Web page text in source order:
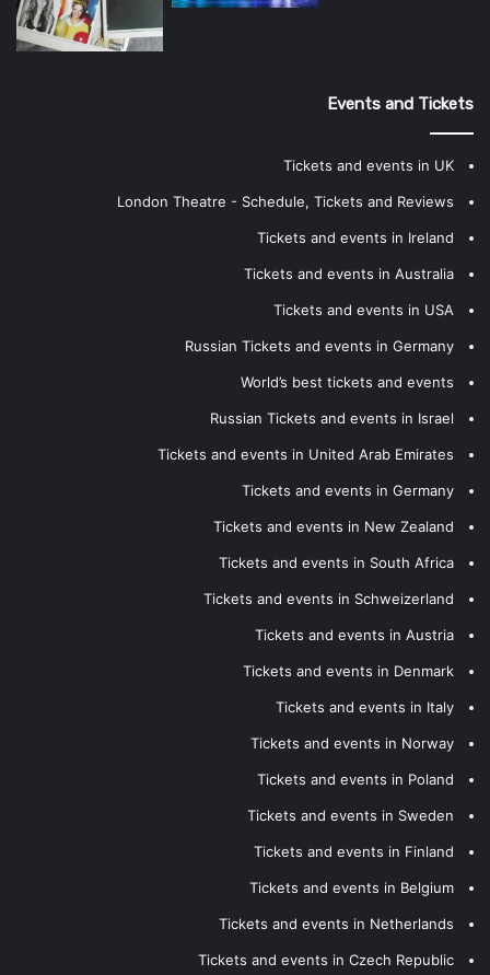
Events and Tickets
Tickets and events in UK
London Theatre - Schedule, Tickets and Reviews
Tickets and events in Ireland
Tickets and events in Australia
Tickets and events in USA
Russian Tickets and events in Germany
World’s best tickets and events
Russian Tickets and events in Israel
Tickets and events in United Arab Emirates
Tickets and events in Germany
Tickets and events in New Zealand
Tickets and events in South Africa
Tickets and events in Schweizerland
Tickets and events in Austria
Tickets and events in Denmark
Tickets and events in Italy
Tickets and events in Norway
Tickets and events in Poland
Tickets and events in Sweden
Tickets and events in Finland
Tickets and events in Belgium
Tickets and events in Netherlands
Tickets and events in Czech Republic